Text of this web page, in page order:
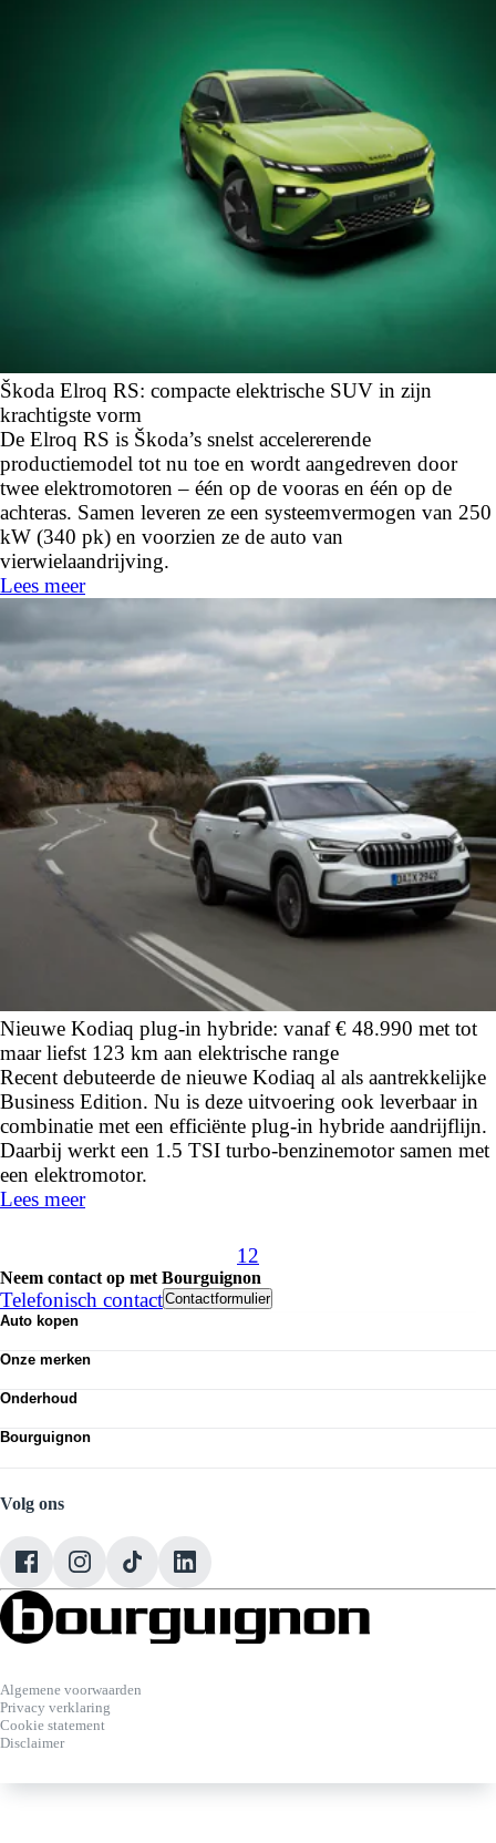
Škoda Elroq RS: compacte elektrische SUV in zijn
krachtigste vorm
De Elroq RS is Škoda’s snelst accelererende
productiemodel tot nu toe en wordt aangedreven door
twee elektromotoren – één op de vooras en één op de
achteras. Samen leveren ze een systeemvermogen van 250
kW (340 pk) en voorzien ze de auto van
vierwielaandrijving.
Lees meer
Nieuwe Kodiaq plug-in hybride: vanaf € 48.990 met tot
maar liefst 123 km aan elektrische range
Recent debuteerde de nieuwe Kodiaq al als aantrekkelijke
Business Edition. Nu is deze uitvoering ook leverbaar in
combinatie met een efficiënte plug-in hybride aandrijflijn.
Daarbij werkt een 1.5 TSI turbo-benzinemotor samen met
een elektromotor.
Lees meer
1 2
Neem contact op met Bourguignon
Telefonisch contactContactformulier
Auto kopen
Occasions
Elektrisch
Alle voorraad
Onze merken
Audi
Škoda
Onderhoud
Airco
Bourguignon
Werken bij Bourguignon
Volg ons
Algemene voorwaarden
Privacy verklaring
Cookie statement
Disclaimer